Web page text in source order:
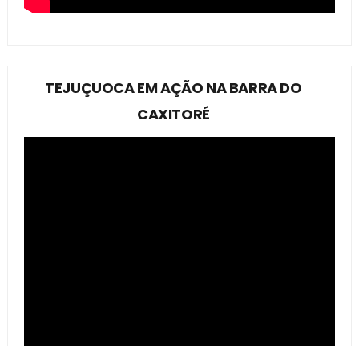
TEJUÇUOCA EM AÇÃO NA BARRA DO
CAXITORÉ